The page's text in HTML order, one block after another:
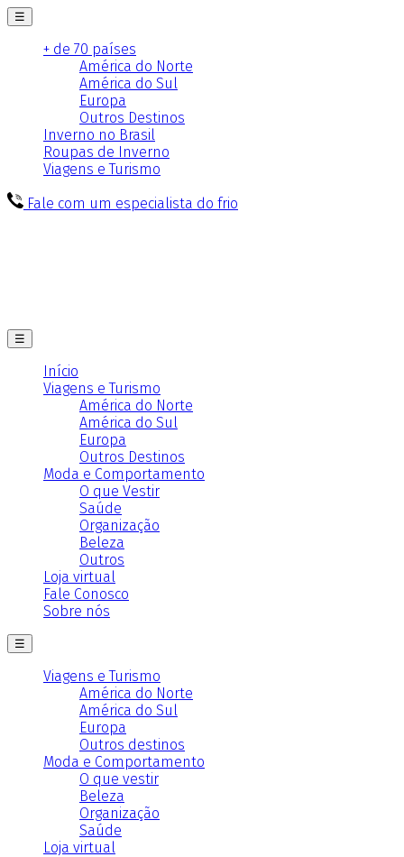
☰
+ de 70 países
América do Norte
América do Sul
Europa
Outros Destinos
Inverno no Brasil
Roupas de Inverno
Viagens e Turismo
Fale com um especialista do frio
☰
Início
Viagens e Turismo
América do Norte
América do Sul
Europa
Outros Destinos
Moda e Comportamento
O que Vestir
Saúde
Organização
Beleza
Outros
Loja virtual
Fale Conosco
Sobre nós
☰
Viagens e Turismo
América do Norte
América do Sul
Europa
Outros destinos
Moda e Comportamento
O que vestir
Beleza
Organização
Saúde
Loja virtual